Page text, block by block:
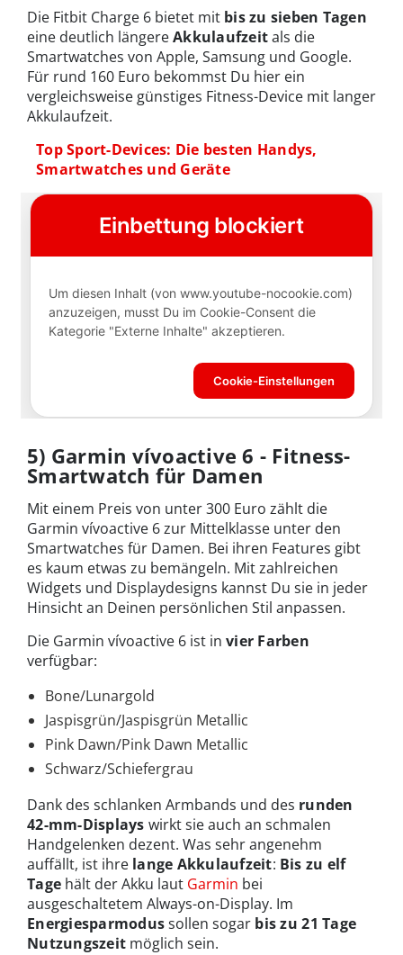
Die Fitbit Charge 6 bietet mit bis zu sieben Tagen
eine deutlich längereAkkulaufzeitals die
Smartwatches von Apple, Samsung und Google.
Für rund 160 Euro bekommst Du hier ein
vergleichsweise günstiges Fitness-Device mit langer
Akkulaufzeit.
Top Sport-Devices: Die besten Handys,
Smartwatches und Geräte
5) Garmin vívoactive 6 - Fitness-
Smartwatch für Damen
Mit einem Preis von unter 300 Euro zählt die
Garmin vívoactive 6 zur Mittelklasse unter den
Smartwatches für Damen. Bei ihren Features gibt
es kaum etwas zu bemängeln. Mit zahlreichen
Widgets und Displaydesigns kannst Du sie in jeder
Hinsicht an Deinen persönlichen Stil anpassen.
Die Garmin vívoactive 6 ist in vier Farben
verfügbar:
Bone/Lunargold
Jaspisgrün/Jaspisgrün Metallic
Pink Dawn/Pink Dawn Metallic
Schwarz/Schiefergrau
Dank des schlanken Armbands und des runden
42-mm-Displays wirkt sie auch an schmalen
Handgelenken dezent. Was sehr angenehm
auffällt, ist ihre lange Akkulaufzeit: Bis zu elf
Tage hält der Akku laut Garmin bei
ausgeschaltetem Always-on-Display. Im
Energiesparmodussollen sogar bis zu 21 Tage
Nutzungszeit möglich sein.